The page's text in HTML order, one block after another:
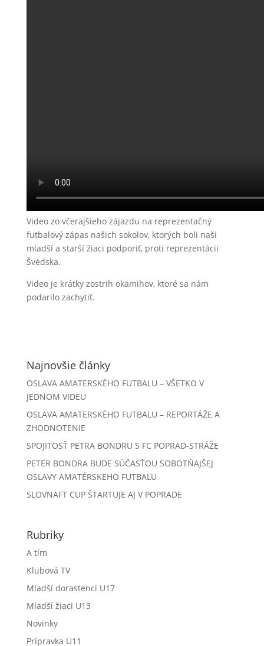
Video zo včerajšieho zájazdu na reprezentačný
futbalový zápas našich sokolov, ktorých boli naši
mladší a starší žiaci podporiť, proti reprezentácii
Švédska.
Video je krátky zostrih okamihov, ktoré sa nám
podarilo zachytiť.
Najnovšie články
OSLAVA AMATERSKÉHO FUTBALU – VŠETKO V
JEDNOM VIDEU
OSLAVA AMATERSKÉHO FUTBALU – REPORTÁŽE A
ZHODNOTENIE
SPOJITOSŤ PETRA BONDRU S FC POPRAD-STRÁŽE
PETER BONDRA BUDE SÚČASŤOU SOBOTŇAJŠEJ
OSLAVY AMATÉRSKEHO FUTBALU
SLOVNAFT CUP ŠTARTUJE AJ V POPRADE
Rubriky
A tím
Klubová TV
Mladší dorastenci U17
Mladší žiaci U13
Novinky
Prípravka U11